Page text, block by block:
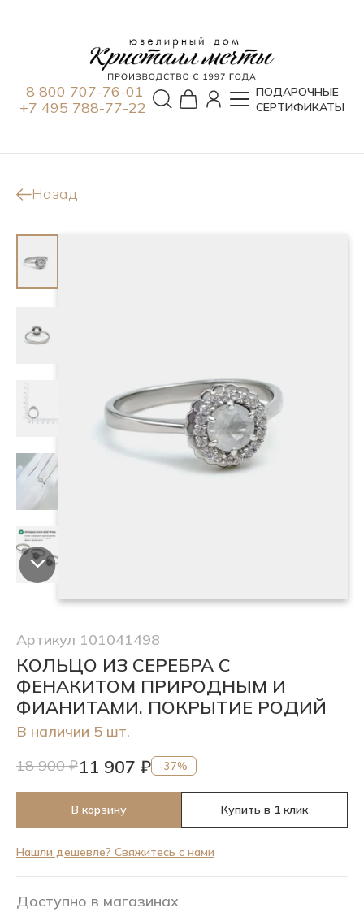
8 800 707-76-01
+7 495 788-77-22
ПОДАРОЧНЫЕ
СЕРТИФИКАТЫ
Назад
Артикул 101041498
КОЛЬЦО ИЗ СЕРЕБРА С
ФЕНАКИТОМ ПРИРОДНЫМ И
ФИАНИТАМИ. ПОКРЫТИЕ РОДИЙ
В наличии 5 шт.
18 900 ₽11 907 ₽ -37%
В корзину Купить в 1 клик
Нашли дешевле? Свяжитесь с нами
Доступно в магазинах